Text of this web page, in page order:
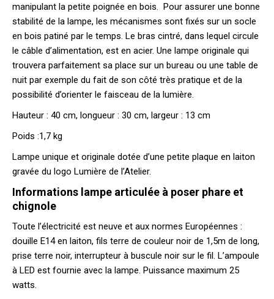
manipulant la petite poignée en bois. Pour assurer une bonne
stabilité de la lampe, les mécanismes sont fixés sur un socle
en bois patiné par le temps. Le bras cintré, dans lequel circule
le câble d’alimentation, est en acier. Une lampe originale qui
trouvera parfaitement sa place sur un bureau ou une table de
nuit par exemple du fait de son côté très pratique et de la
possibilité d’orienter le faisceau de la lumière.
Hauteur : 40 cm, longueur : 30 cm, largeur : 13 cm
Poids :1,7 kg
Lampe unique et originale dotée d’une petite plaque en laiton
gravée du logo Lumière de l’Atelier.
Informations lampe articulée à poser phare et
chignole
Toute l’électricité est neuve et aux normes Européennes :
douille E14 en laiton, fils terre de couleur noir de 1,5m de long,
prise terre noir, interrupteur à buscule noir sur le fil. L’ampoule
à LED est fournie avec la lampe. Puissance maximum 25
watts.